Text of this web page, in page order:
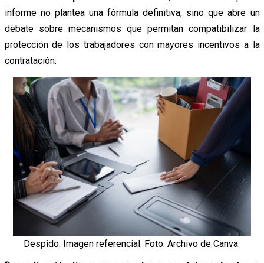
informe no plantea una fórmula definitiva, sino que abre un
debate sobre mecanismos que permitan compatibilizar la
protección de los trabajadores con mayores incentivos a la
contratación.
Despido. Imagen referencial. Foto: Archivo de Canva.